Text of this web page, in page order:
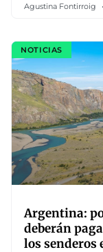
Agustina Fontirroig
NOTICIAS
Argentina:
deberán
los senderos